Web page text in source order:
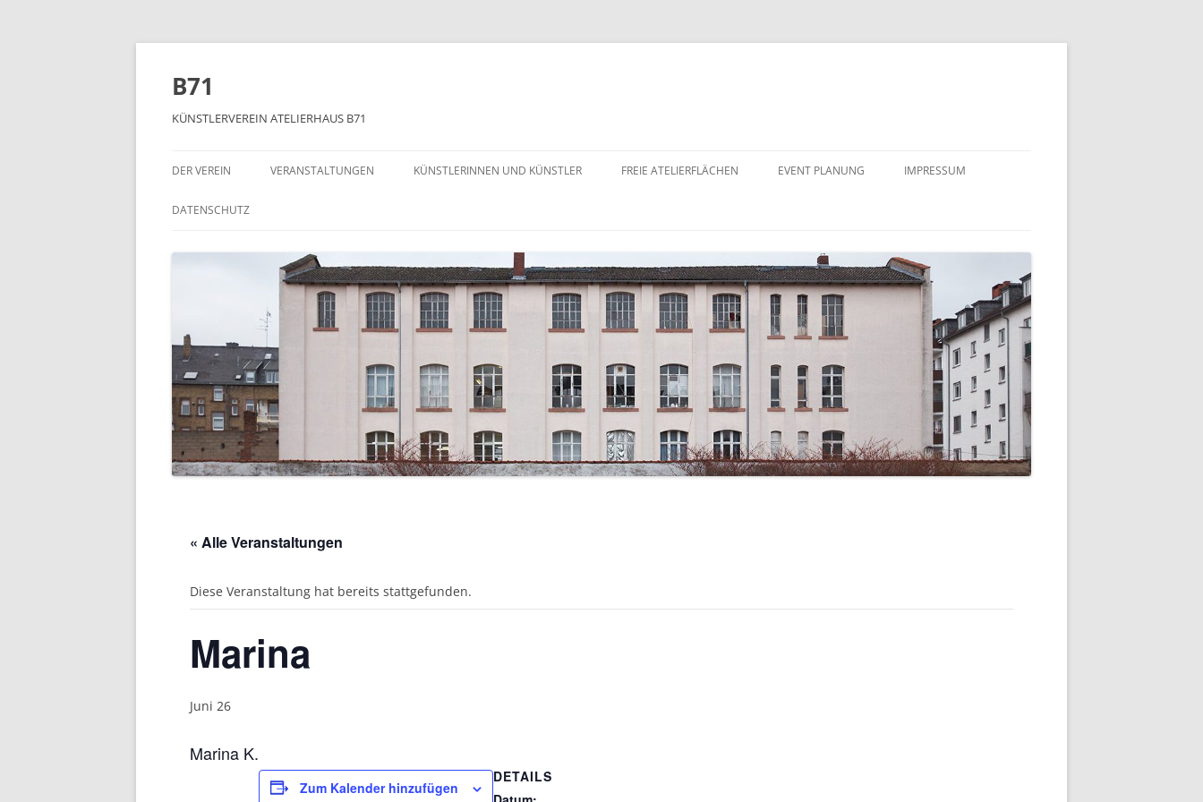
Zum
B71
KÜNSTLERVEREIN ATELIERHAUS B71
DER VEREIN VERANSTALTUNGEN KÜNSTLERINNEN UND KÜNSTLER FREIE ATELIERFLÄCHEN EVENT PLANUNG IMPRESSUM
DATENSCHUTZ
« Alle Veranstaltungen
Diese Veranstaltung hat bereits stattgefunden.
Marina
Juni 26
Marina K.
Zum Kalender hinzufügen
DETAILS